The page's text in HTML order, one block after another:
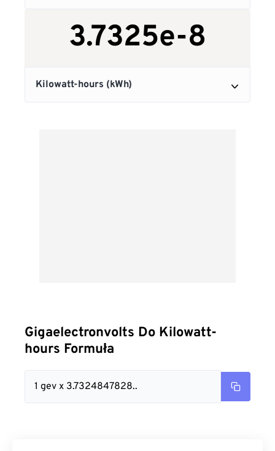
Gigaelectronvolts Do Kilowatt-
hours Formuła
1 gev x 3.7324847828..